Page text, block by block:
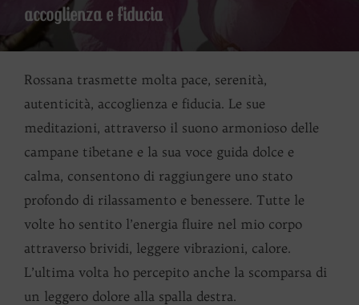
accoglienza e fiducia
Rossana trasmette molta pace, serenità,
autenticità, accoglienza e fiducia. Le sue
meditazioni, attraverso il suono armonioso delle
campane tibetane e la sua voce guida dolce e
calma, consentono di raggiungere uno stato
profondo di rilassamento e benessere. Tutte le
volte ho sentito l’energia fluire nel mio corpo
attraverso brividi, leggere vibrazioni, calore.
L’ultima volta ho percepito anche la scomparsa di
un leggero dolore alla spalla destra.